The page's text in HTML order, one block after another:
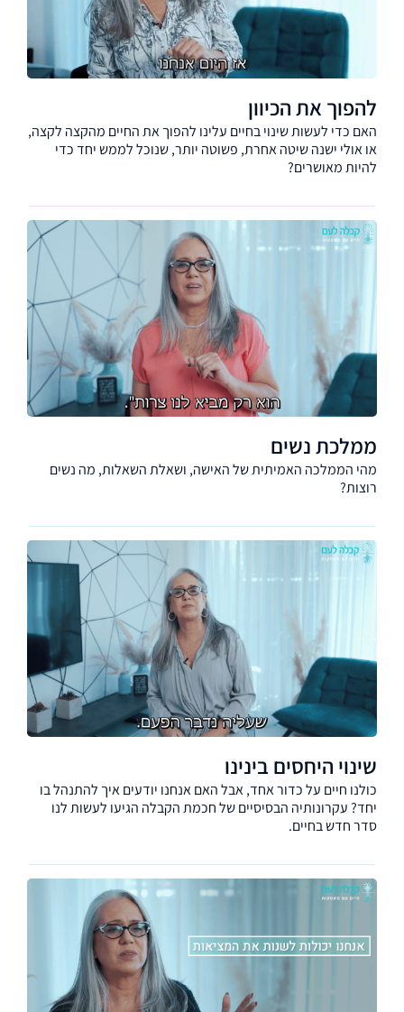
להפוך את הכיוון
האם כדי לעשות שינוי בחיים עלינו להפוך את החיים מהקצה לקצה,
או אולי ישנה שיטה אחרת, פשוטה יותר, שנוכל לממש יחד כדי
להיות מאושרים?
ממלכת נשים
מהי הממלכה האמיתית של האישה, ושאלת השאלות, מה נשים
רוצות?
שינוי היחסים בינינו
כולנו חיים על כדור אחד, אבל האם אנחנו יודעים איך להתנהל בו
יחד? עקרונותיה הבסיסיים של חכמת הקבלה הגיעו לעשות לנו
סדר חדש בחיים.